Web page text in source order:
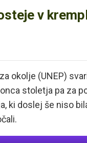
v
okolje (UNEP)
stoletja pa za
ki doslej še niso